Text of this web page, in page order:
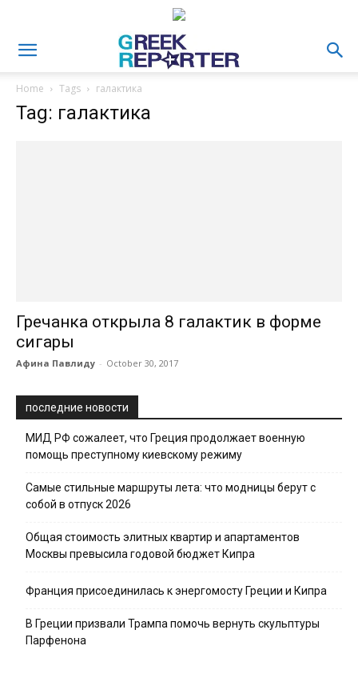
Home Tags галактика
Tag: галактика
Гречанка открыла 8 галактик в форме
сигары
Афина Павлиду - October 30, 2017
последние новости
МИД РФ сожалеет, что Греция продолжает военную
помощь преступному киевскому режиму
Самые стильные маршруты лета: что модницы берут с
собой в отпуск 2026
Общая стоимость элитных квартир и апартаментов
Москвы превысила годовой бюджет Кипра
Франция присоединилась к энергомосту Греции и Кипра
В Греции призвали Трампа помочь вернуть скульптуры
Парфенона